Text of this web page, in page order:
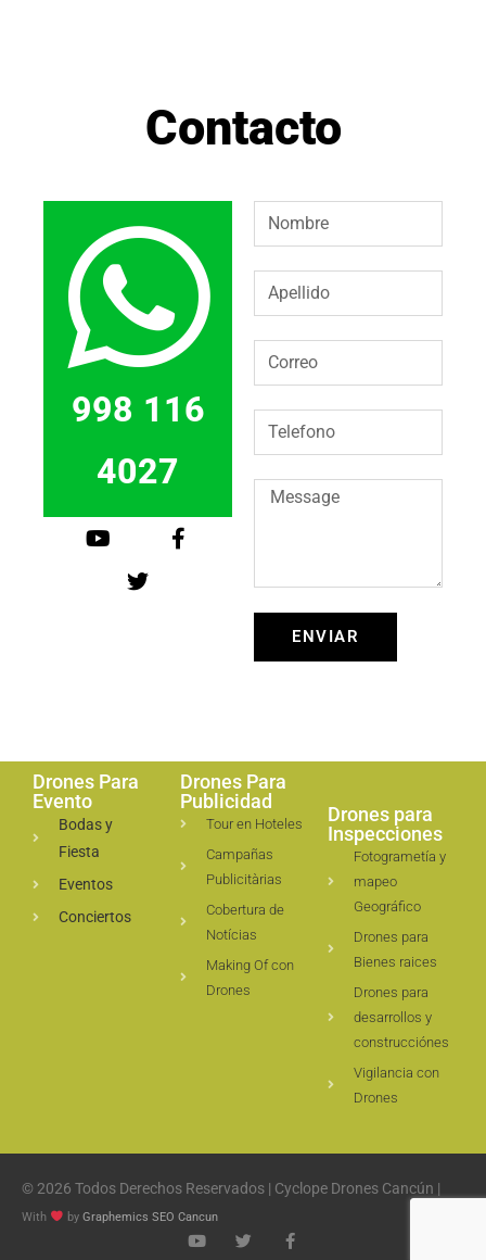
Contacto
998 116
4027
ENVIAR
Drones Para
Evento
Bodas y
Fiesta
Eventos
Conciertos
Drones Para
Publicidad
Tour en Hoteles
Campañas
Publicitàrias
Cobertura de
Notícias
Making Of con
Drones
Drones para
Inspecciones
Fotogrametía y
mapeo
Geográfico
Drones para
Bienes raices
Drones para
desarrollos y
construcciónes
Vigilancia con
Drones
© 2026 Todos Derechos Reservados | Cyclope Drones Cancún |
With by Graphemics SEO Cancun